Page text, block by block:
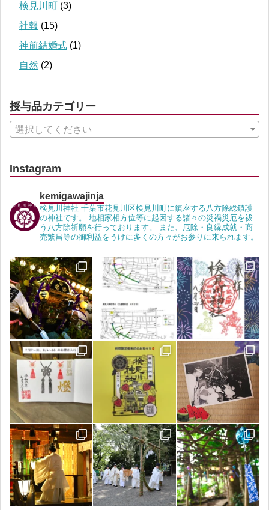
検見川町 (3)
社報 (15)
神前結婚式 (1)
自然 (2)
授与品カテゴリー
選択してください
Instagram
kemigawajinja
検見川神社 千葉市花見川区検見川町に鎮座する八方除総鎮護
の神社です。 地相家相方位等に起因する諸々の災禍災厄を祓
う八方除祈願を行っております。 また、厄除・良縁成就・商
売繁昌等の御利益をうけに多くの方々がお参りに来られます。